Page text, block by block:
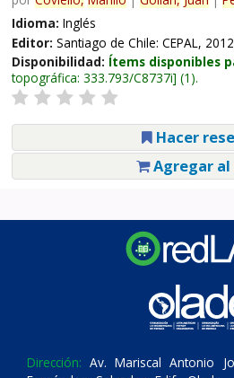
Idioma: Inglés
Editor: Santiago de Chile: CEPAL, 2012
Disponibilidad: Ítems disponibles
topográfica: 333.793/C8737i (1).
Hacer
Agregar
Dirección: Av. Mariscal Antonio